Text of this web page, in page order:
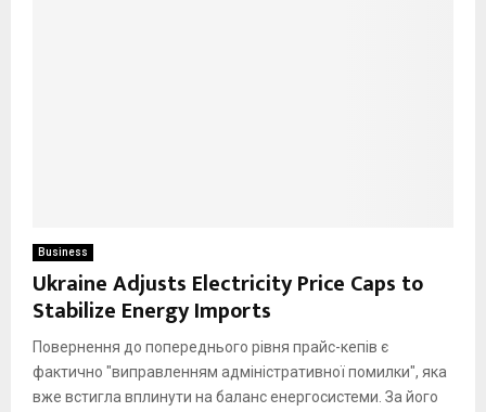
Business
Ukraine Adjusts Electricity Price Caps to
Stabilize Energy Imports
Повернення до попереднього рівня прайс-кепів є
фактично "виправленням адміністративної помилки", яка
вже встигла вплинути на баланс енергосистеми. За його